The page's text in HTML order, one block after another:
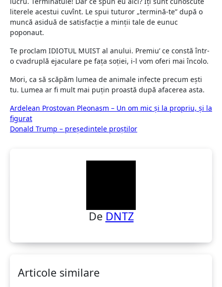
literele acestui cuvînt. Le spui tuturor „termină-te” după o
muncă asiduă de satisfacţie a minţii tale de eunuc
poponaut.
Te proclam IDIOTUL MUIST al anului. Premiu’ ce constă într-
o cvadruplă ejaculare pe faţa soţiei, i-l vom oferi mai încolo.
Mori, ca să scăpăm lumea de animale infecte precum eşti
tu. Lumea ar fi mult mai puţin proastă după afacerea asta.
Navigare
în
Ardelean Prostovan Pleonasm – Un om mic şi la propriu, şi la
figurat
Donald Trump – preşedintele proştilor
De DNTZ
Articole similare